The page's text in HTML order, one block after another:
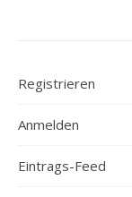
Registrieren
Anmelden
Eintrags-Feed